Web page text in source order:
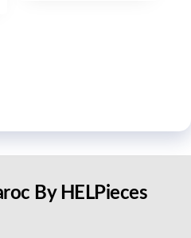
By HELPieces